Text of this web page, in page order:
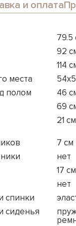
и оплата
79.5
92
114
места
полом
46
69
21 см
7 см
нет
17 см
нет
спинки
сиденья